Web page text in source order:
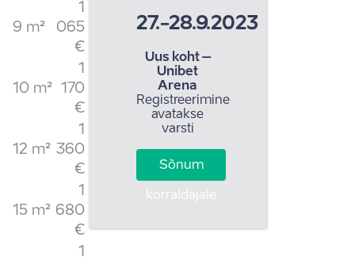
9 m²
1
065
€
10 m²
1
170
€
12 m²
1
360
€
15 m²
1
680
€
1
27.-28.9.2023
Uus koht –
Unibet
Arena
Registreerimine
avatakse
varsti
Sõnum
korraldajale